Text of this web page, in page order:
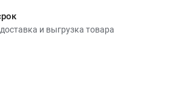
и выгрузка товара